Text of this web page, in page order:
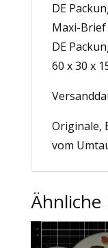
DE
Maxi-Brief
DE
60 x 30 x
Originale,
vom
Ähnliche